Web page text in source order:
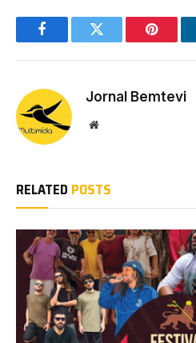
FacebookTwitter
Jornal Bemtevi
Website
RELATED POSTS